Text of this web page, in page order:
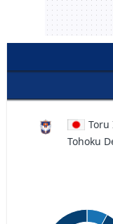
Toru
Tohoku